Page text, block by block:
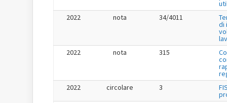
2022
nota 34/4011
di
2022
nota 315
2022
circolare 3